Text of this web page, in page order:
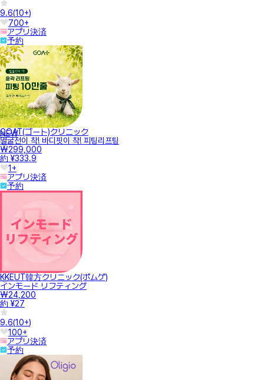
9.6(10+)
700+
アプリ決済
予約
NEW
GOAT(ゴート)クリニック
얼굴선이 착! 바디핏이 착! 피팅리프팅
₩299,000
約 ¥333.9
1+
アプリ決済
予約
KKEUT韓方クリニック(ポムゲ)
インモード リフティング
₩24,200
約 ¥27
9.6(10+)
100+
アプリ決済
予約